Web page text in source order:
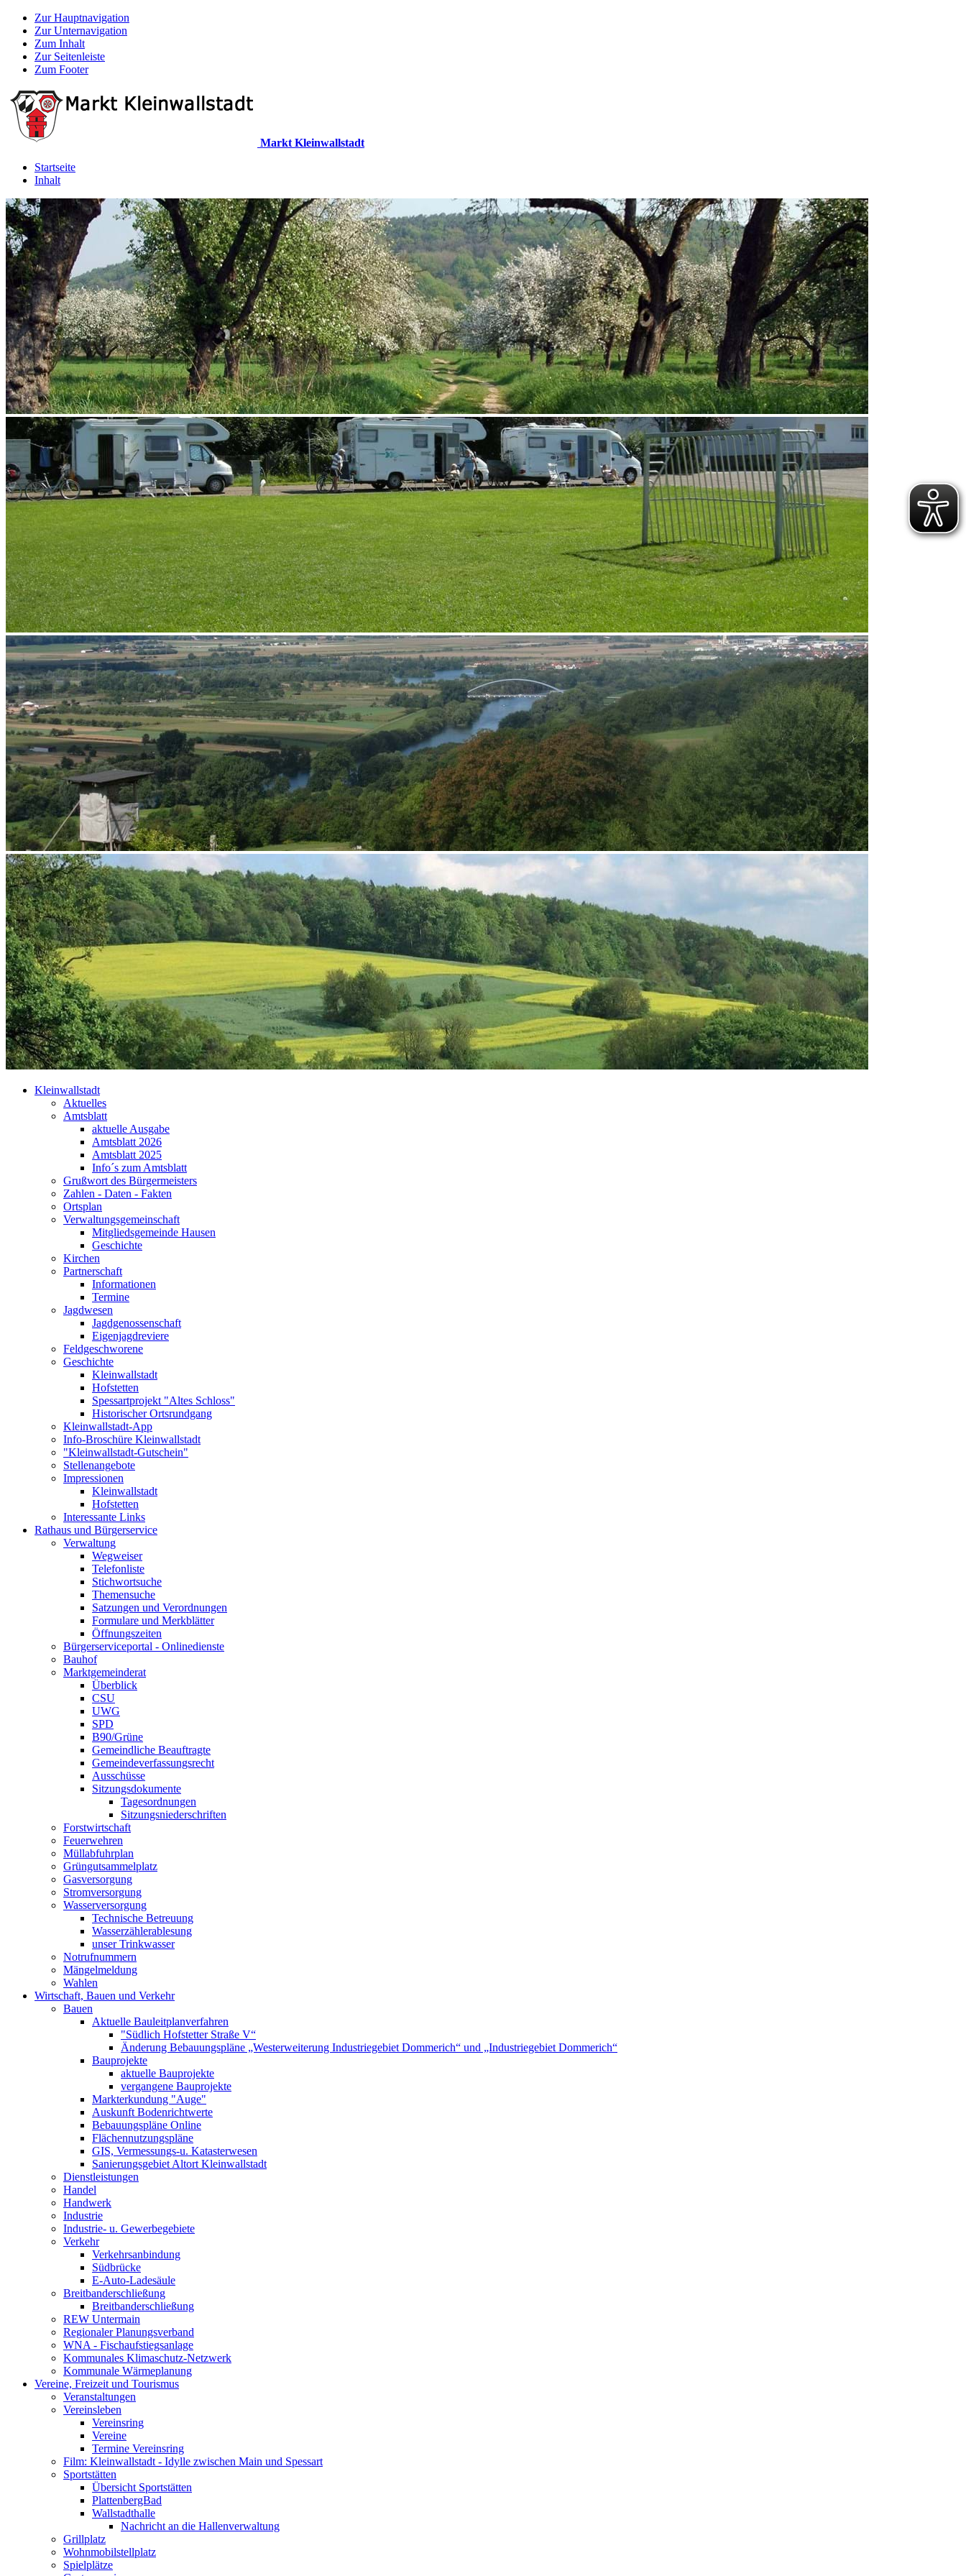
Zur Hauptnavigation
Zur Unternavigation
Zum Inhalt
Zur Seitenleiste
Zum Footer
Markt Kleinwallstadt
Startseite
Inhalt
Kleinwallstadt
Aktuelles
Amtsblatt
aktuelle Ausgabe
Amtsblatt 2026
Amtsblatt 2025
Info´s zum Amtsblatt
Grußwort des Bürgermeisters
Zahlen - Daten - Fakten
Ortsplan
Verwaltungsgemeinschaft
Mitgliedsgemeinde Hausen
Geschichte
Kirchen
Partnerschaft
Informationen
Termine
Jagdwesen
Jagdgenossenschaft
Eigenjagdreviere
Feldgeschworene
Geschichte
Kleinwallstadt
Hofstetten
Spessartprojekt "Altes Schloss"
Historischer Ortsrundgang
Kleinwallstadt-App
Info-Broschüre Kleinwallstadt
"Kleinwallstadt-Gutschein"
Stellenangebote
Impressionen
Kleinwallstadt
Hofstetten
Interessante Links
Rathaus und Bürgerservice
Verwaltung
Wegweiser
Telefonliste
Stichwortsuche
Themensuche
Satzungen und Verordnungen
Formulare und Merkblätter
Öffnungszeiten
Bürgerserviceportal - Onlinedienste
Bauhof
Marktgemeinderat
Überblick
CSU
UWG
SPD
B90/Grüne
Gemeindliche Beauftragte
Gemeindeverfassungsrecht
Ausschüsse
Sitzungsdokumente
Tagesordnungen
Sitzungsniederschriften
Forstwirtschaft
Feuerwehren
Müllabfuhrplan
Grüngutsammelplatz
Gasversorgung
Stromversorgung
Wasserversorgung
Technische Betreuung
Wasserzählerablesung
unser Trinkwasser
Notrufnummern
Mängelmeldung
Wahlen
Wirtschaft, Bauen und Verkehr
Bauen
Aktuelle Bauleitplanverfahren
"Südlich Hofstetter Straße V“
Änderung Bebauungspläne „Westerweiterung Industriegebiet Dommerich“ und „Industriegebiet Dommerich“
Bauprojekte
aktuelle Bauprojekte
vergangene Bauprojekte
Markterkundung "Auge"
Auskunft Bodenrichtwerte
Bebauungspläne Online
Flächennutzungspläne
GIS, Vermessungs-u. Katasterwesen
Sanierungsgebiet Altort Kleinwallstadt
Dienstleistungen
Handel
Handwerk
Industrie
Industrie- u. Gewerbegebiete
Verkehr
Verkehrsanbindung
Südbrücke
E-Auto-Ladesäule
Breitbanderschließung
Breitbanderschließung
REW Untermain
Regionaler Planungsverband
WNA - Fischaufstiegsanlage
Kommunales Klimaschutz-Netzwerk
Kommunale Wärmeplanung
Vereine, Freizeit und Tourismus
Veranstaltungen
Vereinsleben
Vereinsring
Vereine
Termine Vereinsring
Film: Kleinwallstadt - Idylle zwischen Main und Spessart
Sportstätten
Übersicht Sportstätten
PlattenbergBad
Wallstadthalle
Nachricht an die Hallenverwaltung
Grillplatz
Wohnmobilstellplatz
Spielplätze